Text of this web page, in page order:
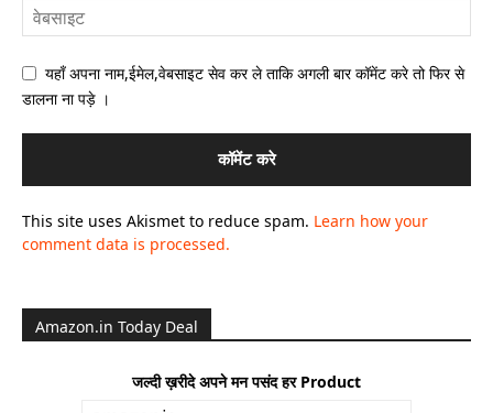
यहाँ अपना नाम,ईमेल,वेबसाइट सेव कर ले ताकि अगली बार कॉमेंट करे तो फिर से
डालना ना पड़े ।
This site uses Akismet to reduce spam. Learn how your
comment data is processed.
Amazon.in Today Deal
जल्दी ख़रीदे अपने मन पसंद हर Product